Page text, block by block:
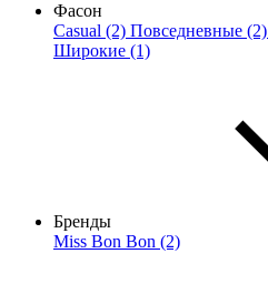
Фасон
Casual (2) Повседневные (2)
Широкие (1)
Бренды
Miss Bon Bon (2)